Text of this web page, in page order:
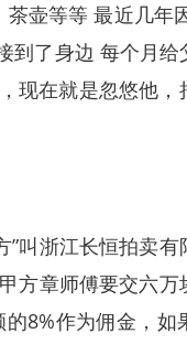
壶等等 最近几年
到了身边 每个月给
现在就是忽悠他
叫浙江长恒拍卖有
方章师傅要交六
8%作为佣金，如